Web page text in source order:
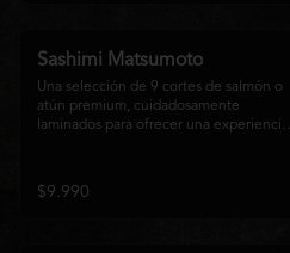
Sashimi Matsumoto
Una selección de 9 cortes de salmón o
atún premium, cuidadosamente
laminados para ofrecer una experiencia
$9.990